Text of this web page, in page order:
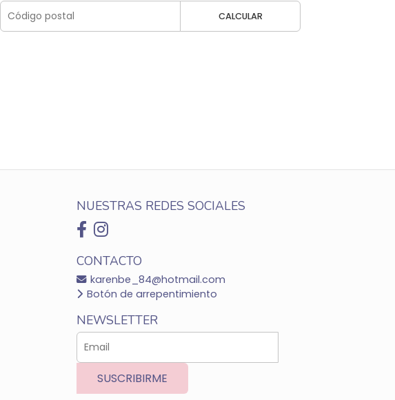
CALCULAR
NUESTRAS REDES SOCIALES
CONTACTO
karenbe_84@hotmail.com
Botón de arrepentimiento
NEWSLETTER
SUSCRIBIRME